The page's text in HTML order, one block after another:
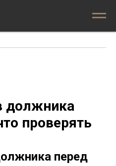
должника
проверять
перед